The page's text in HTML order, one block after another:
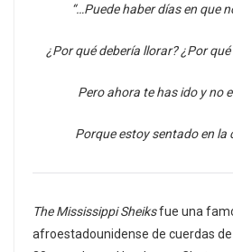
“…Puede haber días en que
¿Por qué debería llorar? ¿Por
Pero ahora te has ido y no
Porque estoy sentado en la
The Mississippi Sheiksfue una
afroestadounidense de cuerdas